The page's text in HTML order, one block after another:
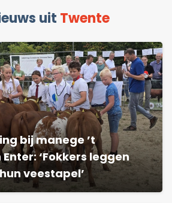
uit Twente
bij manege ’t
‘Fokkers leggen
veestapel’